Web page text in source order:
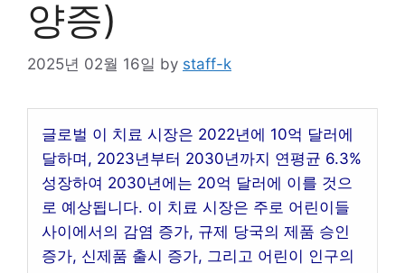
양증)
2025년 02월 16일 by staff-k
글로벌 이 치료 시장은 2022년에 10억 달러에
달하며, 2023년부터 2030년까지 연평균 6.3%
성장하여 2030년에는 20억 달러에 이를 것으
로 예상됩니다. 이 치료 시장은 주로 어린이들
사이에서의 감염 증가, 규제 당국의 제품 승인
증가, 신제품 출시 증가, 그리고 어린이 인구의